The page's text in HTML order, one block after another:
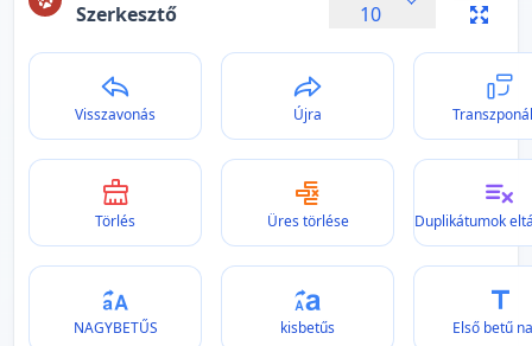
Szerkesztő
10
Visszavonás Újra
Törlés Üres törlése Duplikátumok
NAGYBETŰS kisbetűs Első betű